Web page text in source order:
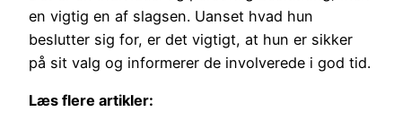
en vigtig en af slagsen. Uanset hvad hun
beslutter sig for, er det vigtigt, at hun er sikker
på sit valg og informerer de involverede i god tid.
Læs flere artikler: